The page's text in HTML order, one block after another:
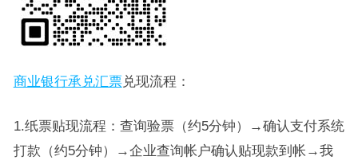
商业银行承兑汇票兑现流程：
1.纸票贴现流程：查询验票（约5分钟）→确认支付系统
打款（约5分钟）→企业查询帐户确认贴现款到帐→我